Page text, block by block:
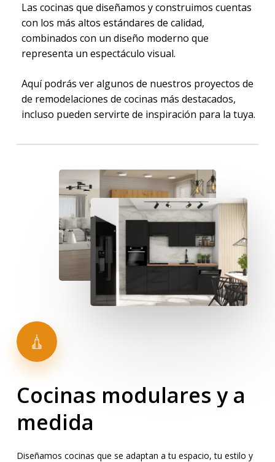
Las cocinas que diseñamos y construimos cuentas
con los más altos estándares de calidad,
combinados con un diseño moderno que
representa un espectáculo visual.
Aquí podrás ver algunos de nuestros proyectos de
de remodelaciones de cocinas más destacados,
incluso pueden servirte de inspiración para la tuya.
Cocinas modulares y a
medida
Diseñamos cocinas que se adaptan a tu espacio, tu estilo y